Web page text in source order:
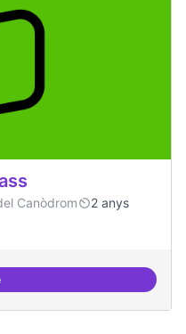
Canòdrom
2 anys
on fer masterclass